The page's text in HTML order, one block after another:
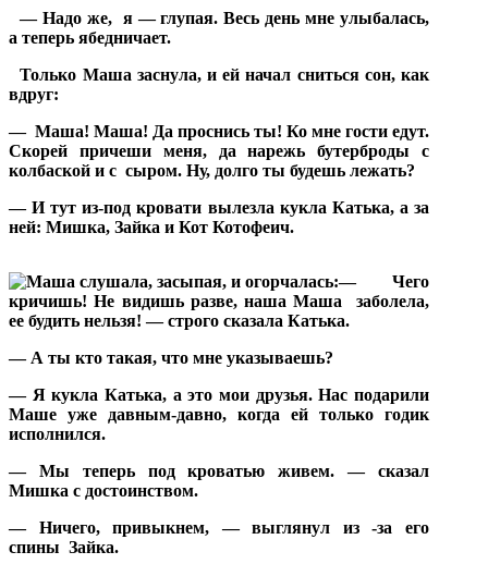
— Надо же,
я — глупая. Весь день мне улыбалась,
а теперь ябедничает.
Только Маша заснула, и ей начал сниться сон, как
вдруг:
— Маша! Маша! Да проснись ты! Ко мне гости едут.
Скорей причеши меня, да нарежь бутерброды с
колбаской и с сыром. Ну, долго ты будешь лежать?
— И тут из-под кровати вылезла кукла Катька, а за
ней: Мишка, Зайка и Кот Котофеич.
— Чего
кричишь! Не видишь разве, наша Маша
заболела,
ее будить нельзя! — строго сказала Катька.
— А ты кто такая, что мне указываешь?
— Я кукла Катька, а это мои друзья. Нас подарили
Маше уже давным-давно, когда ей только годик
исполнился.
— Мы теперь под кроватью живем. — сказал
Мишка с достоинством.
— Ничего, привыкнем, — выглянул из -за его
спины Зайка.